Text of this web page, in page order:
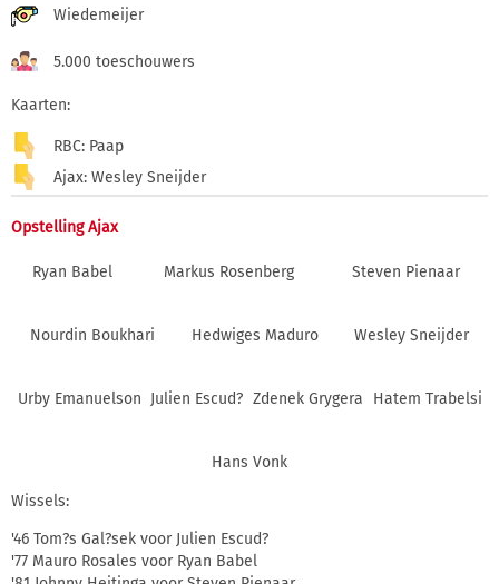
Wiedemeijer
5.000 toeschouwers
Kaarten:
RBC: Paap
Ajax: Wesley Sneijder
Opstelling Ajax
Ryan Babel Markus Rosenberg Steven Pienaar
Nourdin Boukhari Hedwiges Maduro Wesley Sneijder
Urby Emanuelson Julien Escud? Zdenek Grygera Hatem Trabelsi
Hans Vonk
Wissels:
'46 Tom?s Gal?sek voor Julien Escud?
'77 Mauro Rosales voor Ryan Babel